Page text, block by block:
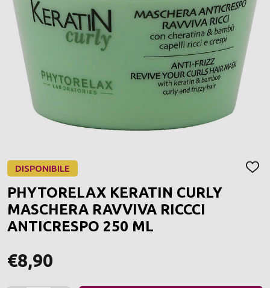
DISPONIBILE
PHYTORELAX KERATIN CURLY
MASCHERA RAVVIVA RICCCI
ANTICRESPO 250 ML
€8,90